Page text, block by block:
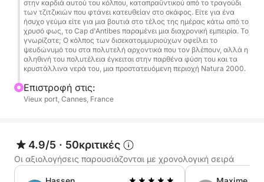
στην καρδιά αυτού του κόλπου, καταπραϋντικού από το τραγούδι
των τζιτζικιών που φτάνει κατευθείαν στο σκάφος. Είτε για ένα
ήσυχο γεύμα είτε για μια βουτιά στο τέλος της ημέρας κάτω από το
χρυσό φως, το Cap d'Antibes παραμένει μια διαχρονική εμπειρία. Το
γνωρίζατε; Ο κόλπος των δισεκατομμυριούχων οφείλει το
ψευδώνυμό του στα πολυτελή αρχοντικά που τον βλέπουν, αλλά η
αληθινή του πολυτέλεια έγκειται στην παρθένα φύση του και τα
κρυστάλλινα νερά του, μια προστατευόμενη περιοχή Natura 2000.
Επιστροφή στις:
Vieux port, Cannes, France
4.9/5 · 50κριτικές
Οι αξιολογήσεις παρουσιάζονται με χρονολογική σειρά